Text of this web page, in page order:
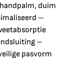
duim
–
–
pasvorm